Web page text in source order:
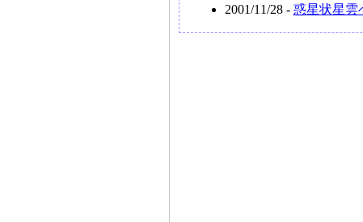
2001/11/28 - 惑星状星雲